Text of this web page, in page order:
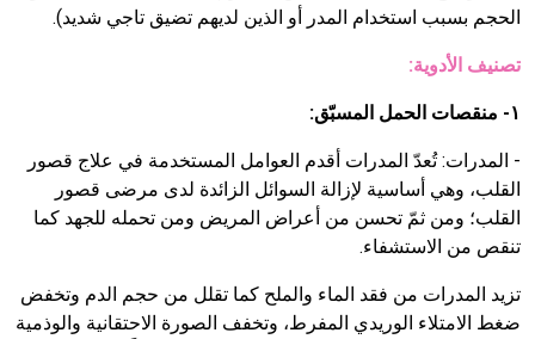
الحجم بسبب استخدام المدر أو الذين لديهم تضيق تاجي شديد).
تصنيف الأدوية:
١- منقصات الحمل المسبّق :
- المدرات:تُعدّ المدرات أقدم العوامل المستخدمة في علاج قصور
القلب، وهي أساسية لإزالة السوائل الزائدة لدى مرضى قصور
القلب؛ ومن ثمّ تحسن من أعراض المريض ومن تحمله للجهد كما
تنقص من الاستشفاء.
تزيد المدرات من فقد الماء والملح كما تقلل من حجم الدم وتخفض
ضغط الامتلاء الوريدي المفرط، وتخفف الصورة الاحتقانية والوذمية